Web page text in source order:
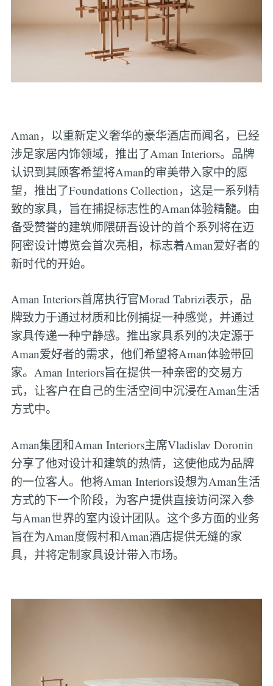
Aman，以重新定义奢华的豪华酒店而闻名，已经
涉足家居内饰领域，推出了Aman Interiors。品牌
认识到其顾客希望将Aman的审美带入家中的愿
望，推出了Foundations Collection，这是一系列精
致的家具，旨在捕捉标志性的Aman体验精髓。由
备受赞誉的建筑师隈研吾设计的首个系列将在迈
阿密设计博览会首次亮相，标志着Aman爱好者的
新时代的开始。
Aman Interiors首席执行官Morad Tabrizi表示，品
牌致力于通过材质和比例捕捉一种感觉，并通过
家具传递一种宁静感。推出家具系列的决定源于
Aman爱好者的需求，他们希望将Aman体验带回
家。Aman Interiors旨在提供一种亲密的交易方
式，让客户在自己的生活空间中沉浸在Aman生活
方式中。
Aman集团和Aman Interiors主席Vladislav Doronin
分享了他对设计和建筑的热情，这使他成为品牌
的一位客人。他将Aman Interiors设想为Aman生活
方式的下一个阶段，为客户提供直接访问深入参
与Aman世界的室内设计团队。这个多方面的业务
旨在为Aman度假村和Aman酒店提供无缝的家
具，并将定制家具设计带入市场。